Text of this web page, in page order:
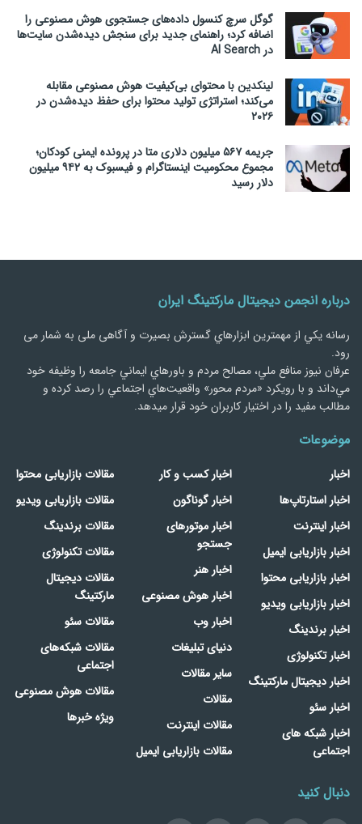
گوگل سرچ کنسول داده‌های جستجوی هوش مصنوعی را
اضافه کرد؛ راهنمای جدید برای سنجش دیده‌شدن سایت‌ها
در AI Search
لینکدین با محتوای بی‌کیفیت هوش مصنوعی مقابله
می‌کند؛ استراتژی تولید محتوا برای حفظ دیده‌شدن در
۲۰۲۶
جریمه ۵۶۷ میلیون دلاری متا در پرونده ایمنی کودکان؛
مجموع محکومیت اینستاگرام و فیسبوک به ۹۴۲ میلیون
دلار رسید
درباره انجمن دیجیتال مارکتینگ ایران
رسانه يكي از مهمترین ابزارهاي گسترش بصیرت و آگاهی ملی به شمار می
رود.
عرفان نیوز منافع ملي، مصالح مردم و باورهاي ايماني جامعه را وظيفه خود
مي‌داند و با رويكرد «مردم‌ محور» واقعيت‌هاي اجتماعي را رصد کرده و
مطالب مفید را در اختیار کاربران خود قرار میدهد.
موضوعات
اخبار
اخبار استارتاپ‌ها
اخبار اینترنت
اخبار بازاریابی ایمیل
اخبار بازاریابی محتوا
اخبار بازاریابی ویدیو
اخبار برندینگ
اخبار تکنولوژی
اخبار دیجیتال مارکتینگ
اخبار سئو
اخبار شبکه های
اجتماعی
اخبار کسب و کار
اخبار گوناگون
اخبار موتورهای
جستجو
اخبار هنر
اخبار هوش مصنوعی
اخبار وب
دنیای تبلیغات
سایر مقالات
مقالات
مقالات اینترنت
مقالات بازاریابی ایمیل
مقالات بازاریابی محتوا
مقالات بازاریابی ویدیو
مقالات برندینگ
مقالات تکنولوژی
مقالات دیجیتال
مارکتینگ
مقالات سئو
مقالات شبکه‌های
اجتماعی
مقالات هوش مصنوعی
ویژه خبرها
دنبال کنید